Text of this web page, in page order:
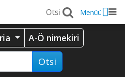
Menüü
A-Ö nimekiri
Otsi